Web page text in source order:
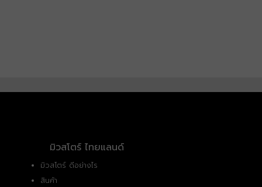
มิวสโตร์ ไทยแลนด์
มิวสโตร์ ดีอย่างไร
สินค้า